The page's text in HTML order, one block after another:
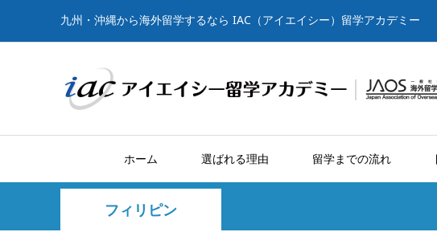
九州・沖縄から海外留学するなら IAC（アイエイシー）留学アカデミー
ホーム 選ばれる理由 留学までの流れ
フィリピン